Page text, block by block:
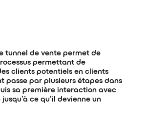
tunnel de vente permet de
permettant de
clients potentiels en clients
passe par plusieurs étapes dans
sa première interaction avec
ce qu’il devienne un